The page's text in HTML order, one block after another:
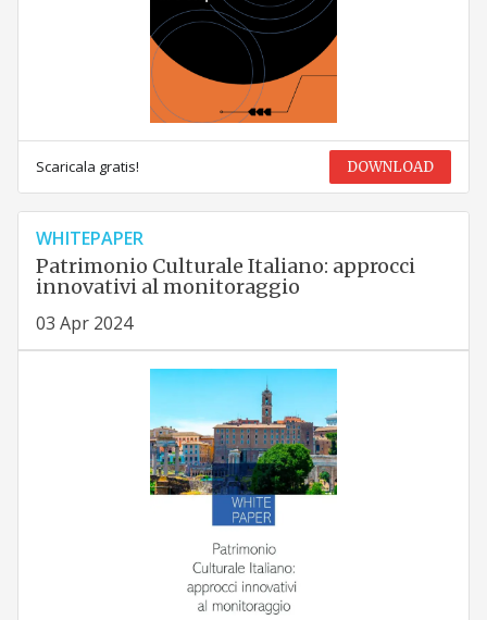
Scaricala gratis! DOWNLOAD
WHITEPAPER
Patrimonio Culturale Italiano: approcci
innovativi al monitoraggio
03 Apr 2024